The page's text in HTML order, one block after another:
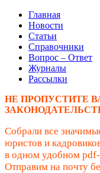
Главная
Новости
Статьи
Справочники
Вопрос – Ответ
Журналы
Рассылки
НЕ ПРОПУСТИТЕ
Собрали все
юристов и
в одном удобном
Отправим на почту